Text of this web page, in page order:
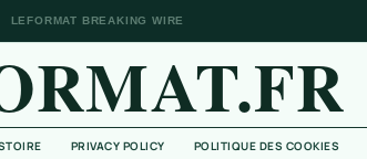
LEFORMAT BREAKING WIRE
PRIVACY POLICY POLITIQUE DES COOKIES